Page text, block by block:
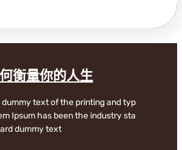
衡量你的人生
dummy text of the printing and typ
Ipsum has been the industry sta
dummy text